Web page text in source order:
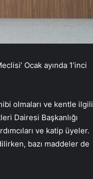
Ocak ayında 1’inci
olmaları ve kentle ilgili
Dairesi Başkanlığı
ve katip üyeler.
bazı maddeler de